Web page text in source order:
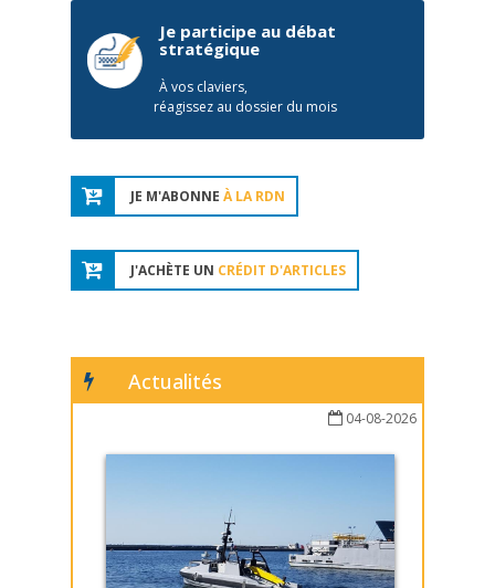
Je participe au débat
stratégique
À vos claviers,
réagissez au dossier du mois
JE M'ABONNE À LA RDN
J'ACHÈTE UN CRÉDIT D'ARTICLES
Actualités
04-08-2026